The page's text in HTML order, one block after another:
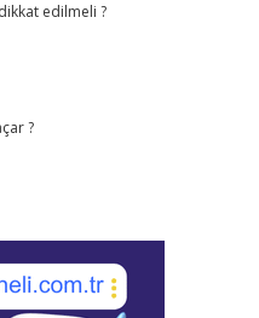
edilmeli ?
?